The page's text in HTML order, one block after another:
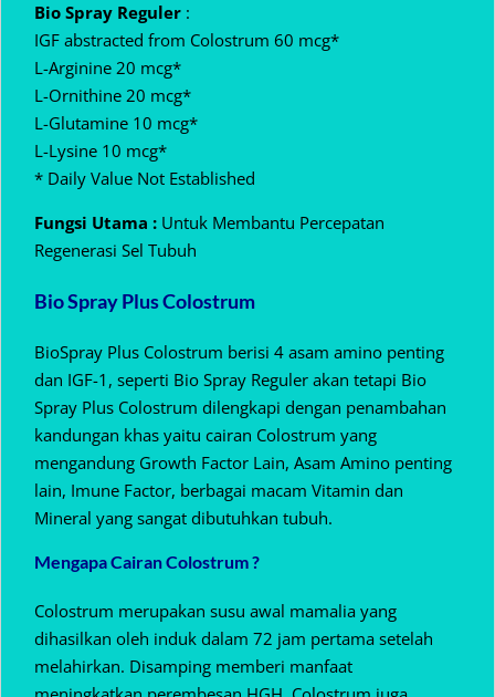
Bio Spray Reguler :
IGF abstracted from Colostrum 60 mcg*
L-Arginine 20 mcg*
L-Ornithine 20 mcg*
L-Glutamine 10 mcg*
L-Lysine 10 mcg*
* Daily Value Not Established
Fungsi Utama : Untuk Membantu Percepatan
Regenerasi Sel Tubuh
Bio Spray Plus Colostrum
BioSpray Plus Colostrum berisi 4 asam amino penting
dan IGF-1, seperti Bio Spray Reguler akan tetapi Bio
Spray Plus Colostrum dilengkapi dengan penambahan
kandungan khas yaitu cairan Colostrum yang
mengandung Growth Factor Lain, Asam Amino penting
lain, Imune Factor, berbagai macam Vitamin dan
Mineral yang sangat dibutuhkan tubuh.
Mengapa Cairan Colostrum ?
Colostrum merupakan susu awal mamalia yang
dihasilkan oleh induk dalam 72 jam pertama setelah
melahirkan. Disamping memberi manfaat